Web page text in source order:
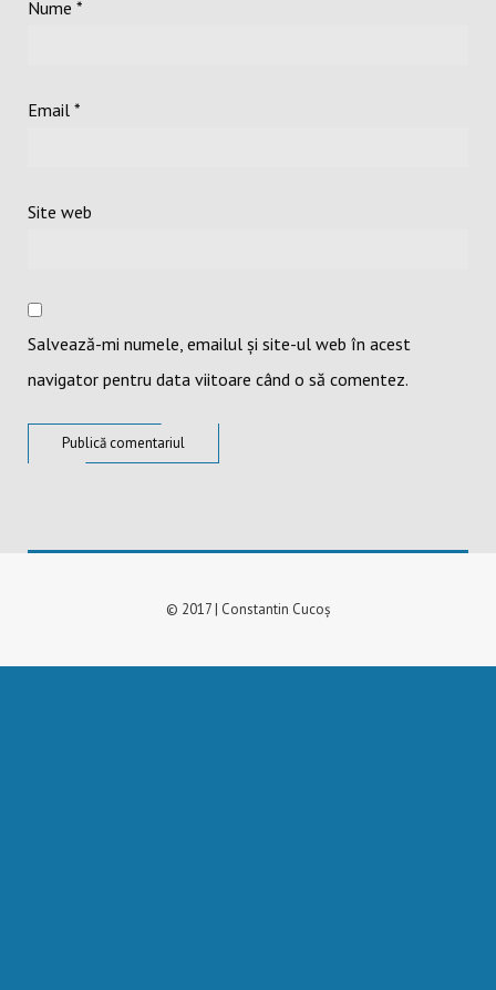
Nume *
Email *
Site web
Salvează-mi numele, emailul și site-ul web în acest
navigator pentru data viitoare când o să comentez.
© 2017 | Constantin Cucoș